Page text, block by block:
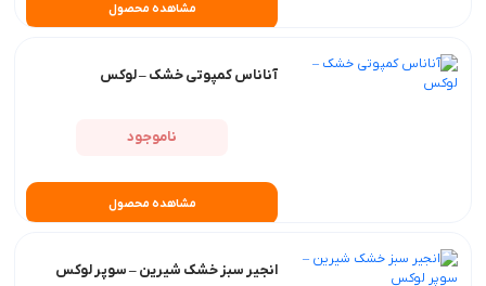
مشاهده محصول
آناناس کمپوتی خشک – لوکس
ناموجود
مشاهده محصول
انجیر سبز خشک شیرین – سوپر لوکس